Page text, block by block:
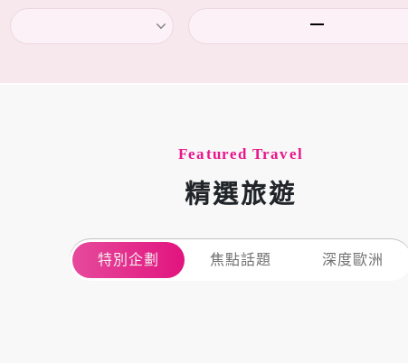
Featured Travel
精選旅遊
特別企劃 焦點話題 深度歐洲